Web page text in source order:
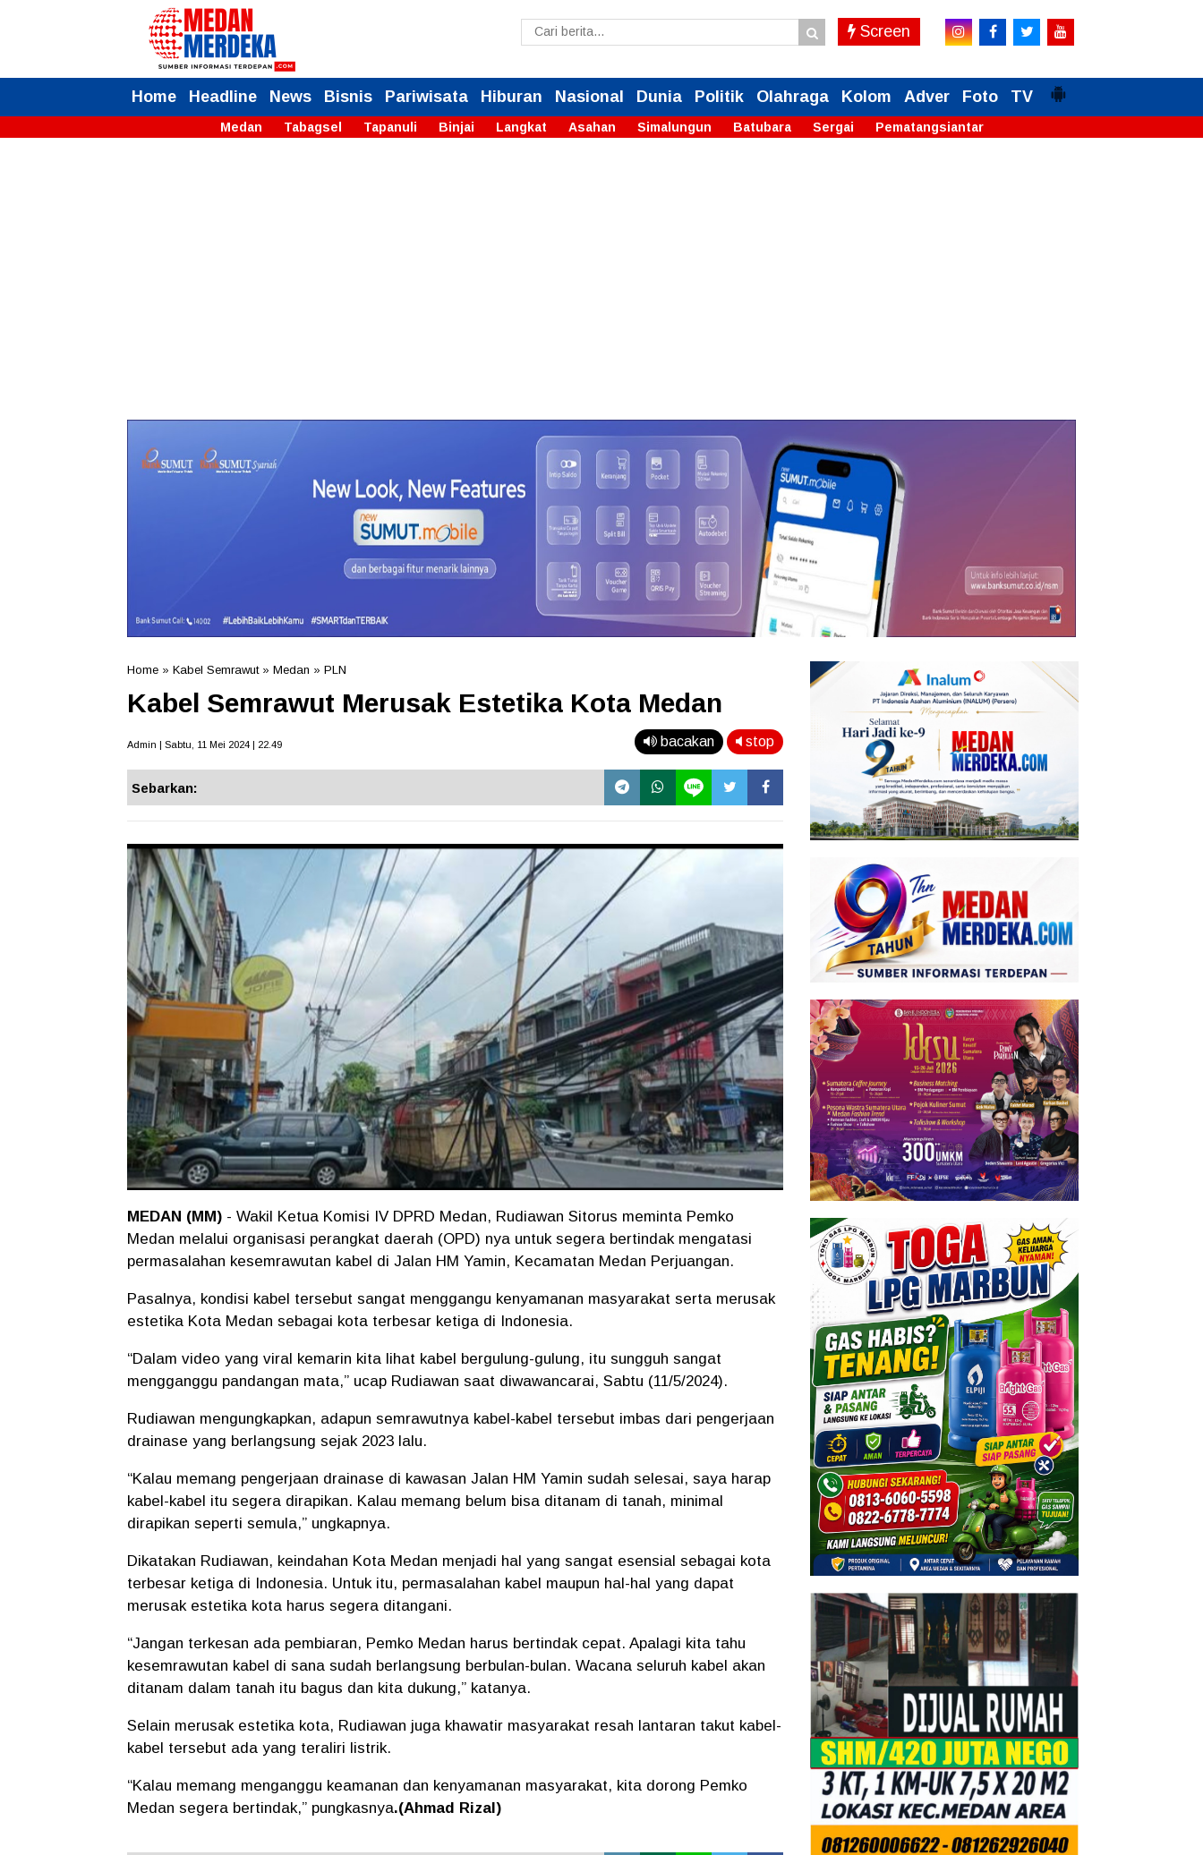
Screen
Home Headline News Bisnis Pariwisata Hiburan Nasional Dunia Politik Olahraga Kolom Adver Foto TV
Medan Tabagsel Tapanuli Binjai Langkat Asahan Simalungun Batubara Sergai Pematangsiantar
Home » Kabel Semrawut» Medan » PLN
Kabel Semrawut Merusak Estetika Kota Medan
Admin | Sabtu, 11 Mei 2024 | 22.49 bacakan stop
Sebarkan:
MEDAN (MM) - Wakil Ketua Komisi IV DPRD Medan, Rudiawan Sitorus meminta Pemko
Medan melalui organisasi perangkat daerah (OPD) nya untuk segera bertindak mengatasi
permasalahan kesemrawutan kabel di Jalan HM Yamin, Kecamatan Medan Perjuangan.
Pasalnya, kondisi kabel tersebut sangat menggangu kenyamanan masyarakat serta merusak
estetika Kota Medan sebagai kota terbesar ketiga di Indonesia.
“Dalam video yang viral kemarin kita lihat kabel bergulung-gulung, itu sungguh sangat
mengganggu pandangan mata,” ucap Rudiawan saat diwawancarai, Sabtu (11/5/2024).
Rudiawan mengungkapkan, adapun semrawutnya kabel-kabel tersebut imbas dari pengerjaan
drainase yang berlangsung sejak 2023 lalu.
“Kalau memang pengerjaan drainase di kawasan Jalan HM Yamin sudah selesai, saya harap
kabel-kabel itu segera dirapikan. Kalau memang belum bisa ditanam di tanah, minimal
dirapikan seperti semula,” ungkapnya.
Dikatakan Rudiawan, keindahan Kota Medan menjadi hal yang sangat esensial sebagai kota
terbesar ketiga di Indonesia. Untuk itu, permasalahan kabel maupun hal-hal yang dapat
merusak estetika kota harus segera ditangani.
“Jangan terkesan ada pembiaran, Pemko Medan harus bertindak cepat. Apalagi kita tahu
kesemrawutan kabel di sana sudah berlangsung berbulan-bulan. Wacana seluruh kabel akan
ditanam dalam tanah itu bagus dan kita dukung,” katanya.
Selain merusak estetika kota, Rudiawan juga khawatir masyarakat resah lantaran takut kabel-
kabel tersebut ada yang teraliri listrik.
“Kalau memang menganggu keamanan dan kenyamanan masyarakat, kita dorong Pemko
Medan segera bertindak,” pungkasnya.(Ahmad Rizal)